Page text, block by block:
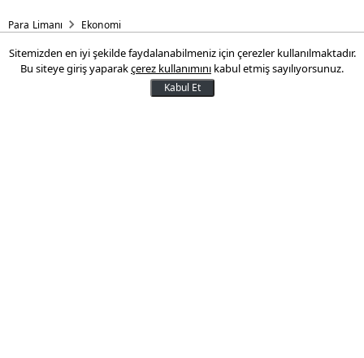
Para Limanı Ekonomi
Gelmiş geçmiş en zengin 25
Sitemizden en iyi şekilde faydalanabilmeniz için çerezler kullanılmaktadır.
Bu siteye giriş yaparakçerez kullanımını kabul etmiş sayılıyorsunuz.
Kabul Et